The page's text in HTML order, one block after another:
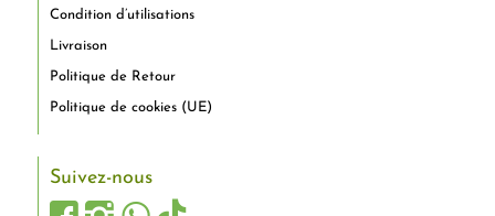
Condition d’utilisations
Livraison
Politique de Retour
Politique de cookies (UE)
Suivez-nous